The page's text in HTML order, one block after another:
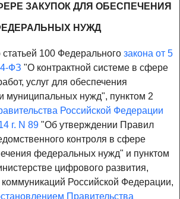
ЗАКУПОК ДЛЯ ОБЕСПЕЧЕНИЯ
НУЖД
статьей 100 Федерального закона от 5
ФЗ "О контрактной системе в сфере
услуг для обеспечения
муниципальных нужд", пунктом 2
Российской Федерации
г. N 89 "Об утверждении Правил
контроля в сфере
федеральных нужд" и пунктом
цифрового развития,
Российской Федерации,
Правительства